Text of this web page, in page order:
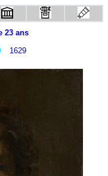
23 ans
1629